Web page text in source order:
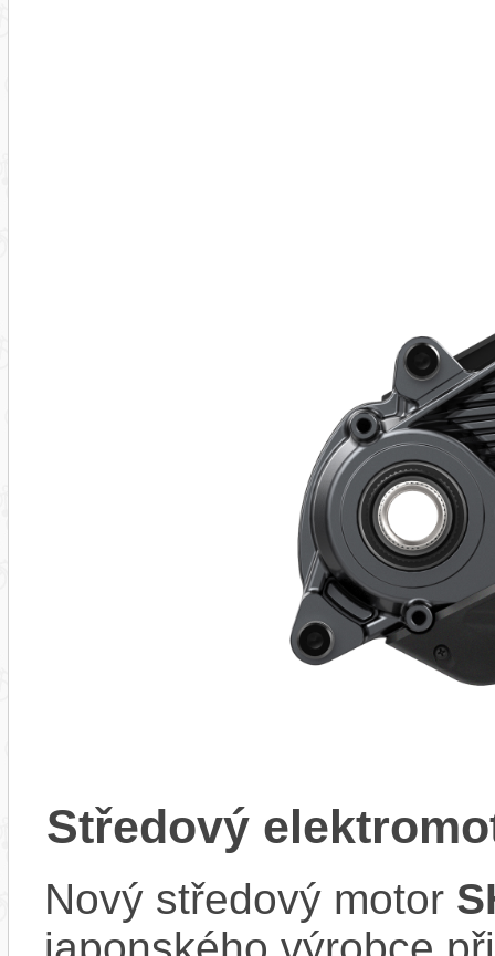
Středový
Nový středový motor